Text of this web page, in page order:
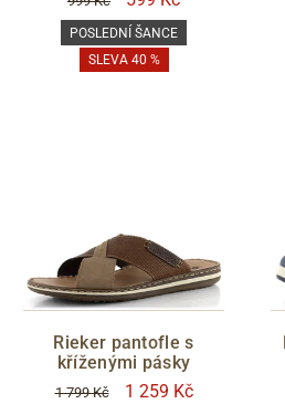
POSLEDNÍ ŠANCE
SLEVA 40 %
Rieker pantofle s
kříženými pásky
1 799 Kč 1 259 Kč